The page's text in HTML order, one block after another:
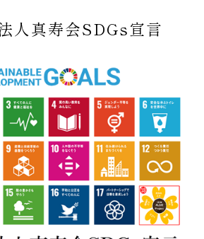
人真寿会SDGs宣言